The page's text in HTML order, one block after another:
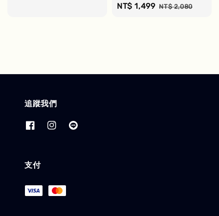
Sale
NT$ 1,499 Regular
NT$ 2,080
追蹤我們
支付